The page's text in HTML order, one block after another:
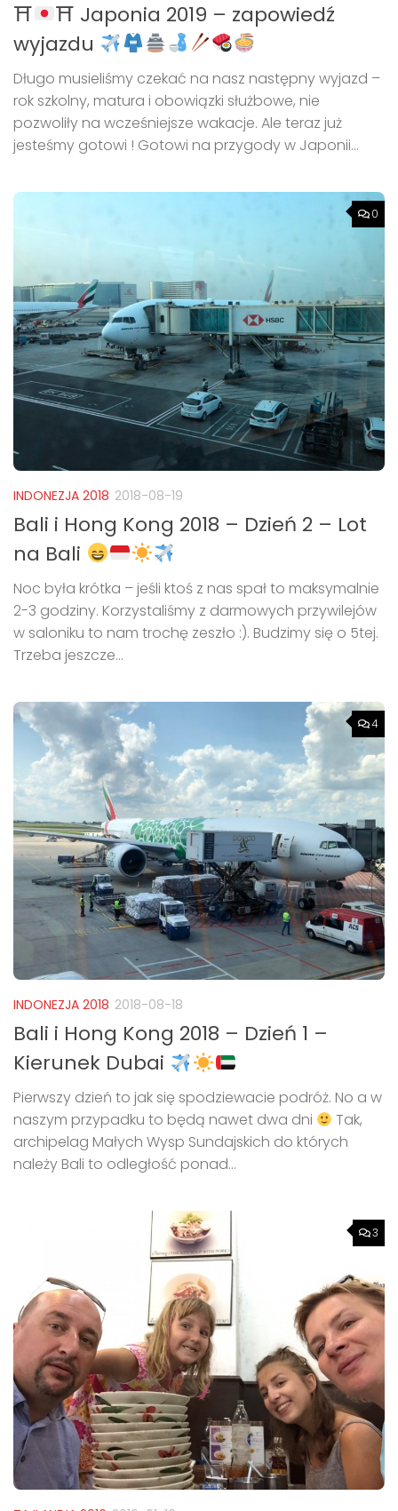
⛩
⛩ Japonia 2019 – zapowiedź
wyjazdu
Długo musieliśmy czekać na nasz następny wyjazd –
rok szkolny, matura i obowiązki służbowe, nie
pozwoliły na wcześniejsze wakacje. Ale teraz już
jesteśmy gotowi ! Gotowi na przygody w Japonii...
0
INDONEZJA 2018 2018-08-19
Bali i Hong Kong 2018 – Dzień 2 – Lot
na Bali
Noc była krótka – jeśli ktoś z nas spał to maksymalnie
2-3 godziny. Korzystaliśmy z darmowych przywilejów
w saloniku to nam trochę zeszło :). Budzimy się o 5tej.
Trzeba jeszcze...
4
INDONEZJA 2018 2018-08-18
Bali i Hong Kong 2018 – Dzień 1 –
Kierunek Dubai
Pierwszy dzień to jak się spodziewacie podróż. No a w
naszym przypadku to będą nawet dwa dni
Tak,
archipelag Małych Wysp Sundajskich do których
należy Bali to odległość ponad...
3